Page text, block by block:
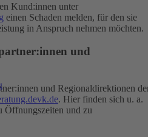
Kund:innen unter
einen Schaden melden, für den sie
in Anspruch nehmen möchten.
und
und Regionaldirektionen
. Hier finden sich u. a.
Öffnungszeiten und zu